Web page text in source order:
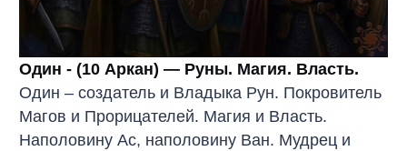
Один - (10 Аркан) — Руны. Магия. Власть.
Один – создатель и Владыка Рун. Покровитель
Магов и Прорицателей. Магия и Власть.
Наполовину Ас, наполовину Ван. Мудрец и